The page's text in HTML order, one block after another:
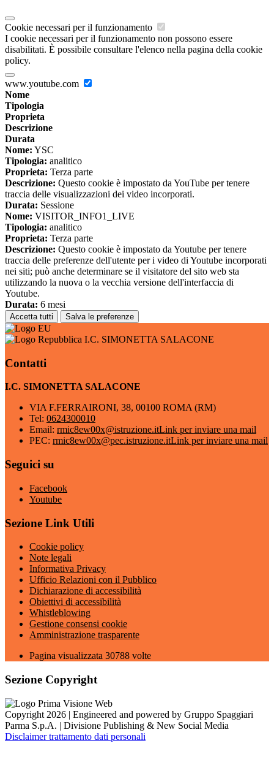
Cookie necessari per il funzionamento
I cookie necessari per il funzionamento non possono essere
disabilitati. È possibile consultare l'elenco nella pagina della cookie
policy.
www.youtube.com
Nome
Tipologia
Proprieta
Descrizione
Durata
Nome: YSC
Tipologia: analitico
Proprieta: Terza parte
Descrizione: Questo cookie è impostato da YouTube per tenere
traccia delle visualizzazioni dei video incorporati.
Durata: Sessione
Nome: VISITOR_INFO1_LIVE
Tipologia: analitico
Proprieta: Terza parte
Descrizione: Questo cookie è impostato da Youtube per tenere
traccia delle preferenze dell'utente per i video di Youtube incorporati
nei siti; può anche determinare se il visitatore del sito web sta
utilizzando la nuova o la vecchia versione dell'interfaccia di
Youtube.
Durata: 6 mesi
Accetta tutti Salva le preferenze
I.C. SIMONETTA SALACONE
Contatti
I.C. SIMONETTA SALACONE
VIA F.FERRAIRONI, 38, 00100 ROMA (RM)
Tel: 0624300010
Email: rmic8ew00x@istruzione.itLink per inviare una mail
PEC: rmic8ew00x@pec.istruzione.itLink per inviare una mail
Seguici su
Facebook
Youtube
Sezione Link Utili
Cookie policy
Note legali
Informativa Privacy
Ufficio Relazioni con il Pubblico
Dichiarazione di accessibilità
Obiettivi di accessibilità
Whistleblowing
Gestione consensi cookie
Amministrazione trasparente
Pagina visualizzata 30788 volte
Sezione Copyright
Copyright 2026 | Engineered and powered by Gruppo Spaggiari
Parma S.p.A. | Divisione Publishing & New Social Media
Disclaimer trattamento dati personali